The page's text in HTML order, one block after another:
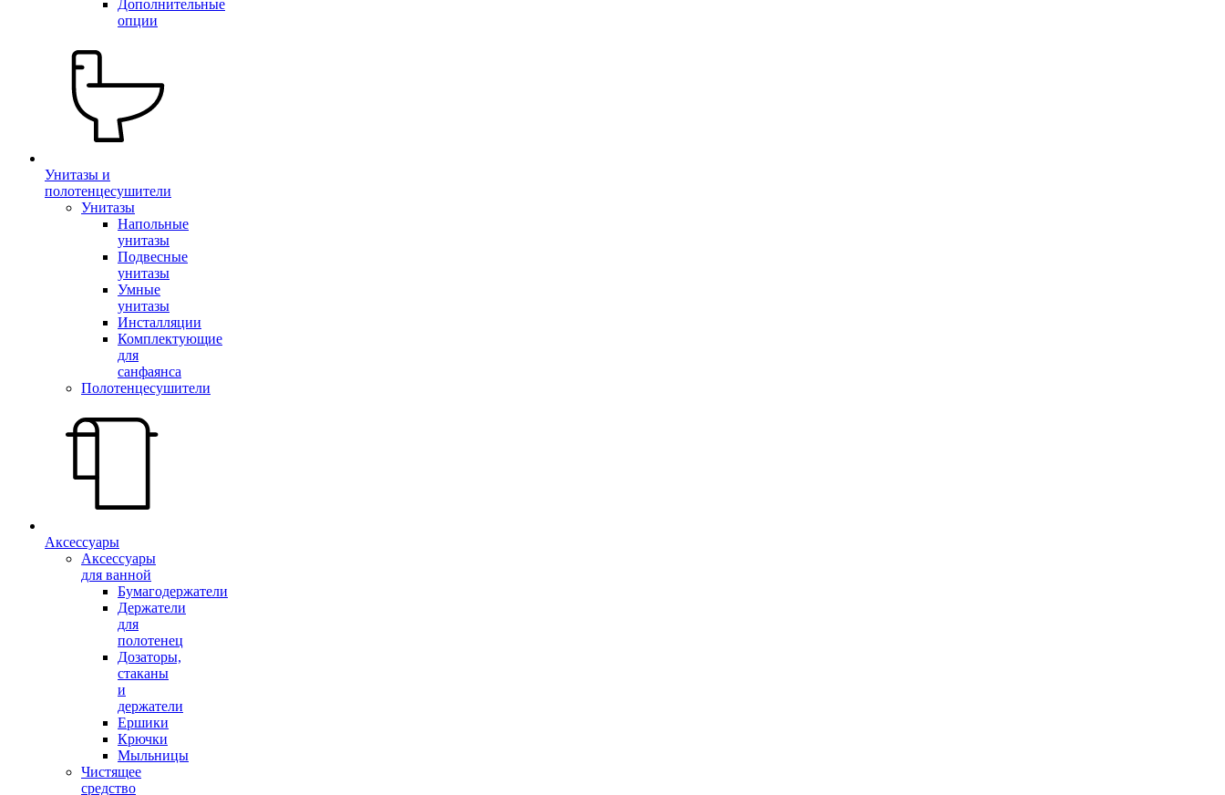
Дополнительные
опции
Унитазы и
полотенцесушители
Унитазы
Напольные
унитазы
Подвесные
унитазы
Умные
унитазы
Инсталляции
Комплектующие
для
санфаянса
Полотенцесушители
Аксессуары
Аксессуары
для ванной
Бумагодержатели
Держатели
для
полотенец
Дозаторы,
стаканы
и
держатели
Ершики
Крючки
Мыльницы
Чистящее
средство